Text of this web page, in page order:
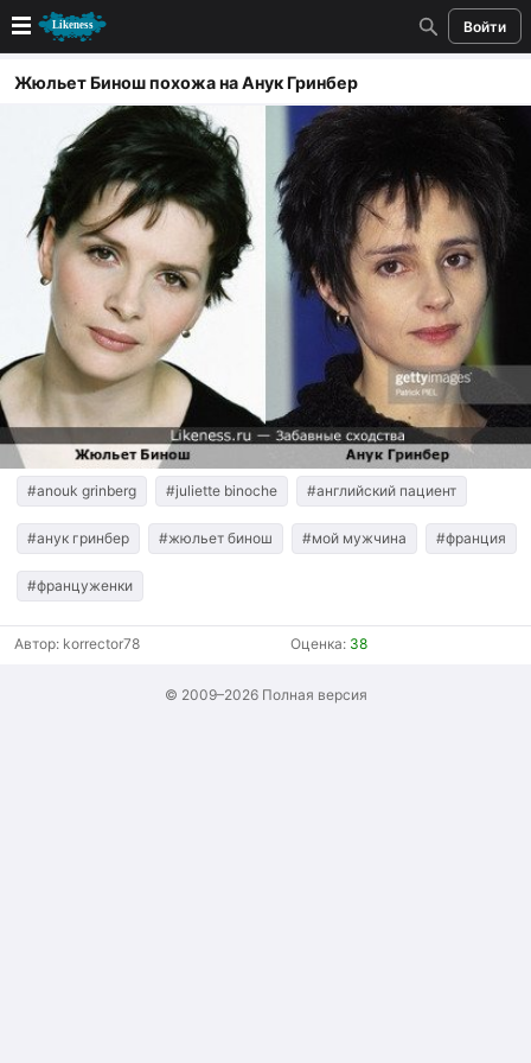
Войти
Новые
Лучшие
Голосование
Кандидаты
Случайное сходство 👍
Создать сходство
Для публикации необходима авторизация
Поиск
Жюльет Бинош похожа на Анук Гринбер
#anouk grinberg #juliette binoche #английский пациент
#анук гринбер #жюльет бинош #мой мужчина #франция
#француженки
Автор: korrector78 Оценка: 38
© 2009–2026 Полная версия